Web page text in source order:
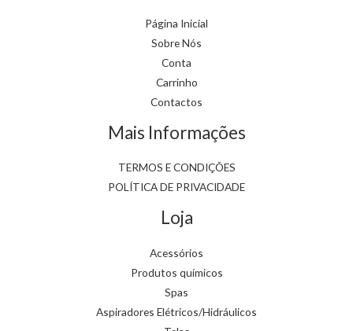
Página Inicial
Sobre Nós
Conta
Carrinho
Contactos
Mais Informações
TERMOS E CONDIÇÕES
POLÍTICA DE PRIVACIDADE
Loja
Acessórios
Produtos químicos
Spas
Aspiradores Elétricos/Hidráulicos